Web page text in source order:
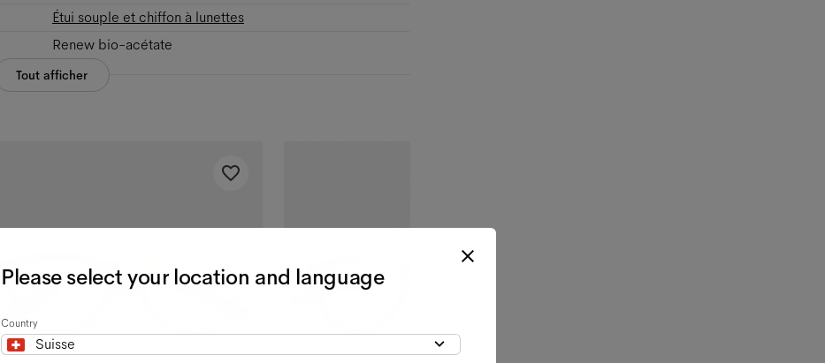
Étui souple et chiffon à lunettes
Renew bio-acétate
Tout afficher
Please select your location and language
Country
Suisse